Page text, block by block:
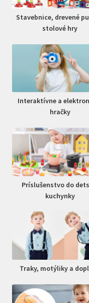
Stavebnice, drevené
stolové hry
Interaktívne a
hračky
Príslušenstvo do
kuchynky
Traky, motýliky a